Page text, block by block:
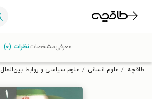
تخفیف از طاقچه دریافت کن.
طاقچه علوم انسانی علوم سیاسی و روابط بین‌الملل
معرفیمشخصاتنظرات (۰)